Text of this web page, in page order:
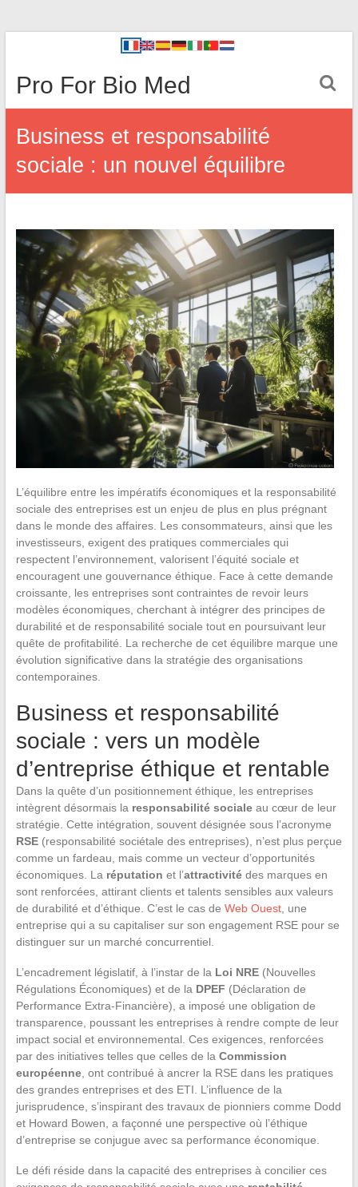
Pro For Bio Med
Business et responsabilité
sociale : un nouvel équilibre
L’équilibre entre les impératifs économiques et la responsabilité
sociale des entreprises est un enjeu de plus en plus prégnant
dans le monde des affaires. Les consommateurs, ainsi que les
investisseurs, exigent des pratiques commerciales qui
respectent l’environnement, valorisent l’équité sociale et
encouragent une gouvernance éthique. Face à cette demande
croissante, les entreprises sont contraintes de revoir leurs
modèles économiques, cherchant à intégrer des principes de
durabilité et de responsabilité sociale tout en poursuivant leur
quête de profitabilité. La recherche de cet équilibre marque une
évolution significative dans la stratégie des organisations
contemporaines.
Business et responsabilité
sociale : vers un modèle
d’entreprise éthique et rentable
Dans la quête d’un positionnement éthique, les entreprises
intègrent désormais la responsabilité socialeau cœur de leur
stratégie. Cette intégration, souvent désignée sous l’acronyme
RSE(responsabilité sociétale des entreprises), n’est plus perçue
comme un fardeau, mais comme un vecteur d’opportunités
économiques. La réputation et l’attractivitédes marques en
sont renforcées, attirant clients et talents sensibles aux valeurs
de durabilité et d’éthique. C’est le cas de Web Ouest, une
entreprise qui a su capitaliser sur son engagement RSE pour se
distinguer sur un marché concurrentiel.
L’encadrement législatif, à l’instar de la Loi NRE(Nouvelles
Régulations Économiques) et de la DPEF (Déclaration de
Performance Extra-Financière), a imposé une obligation de
transparence, poussant les entreprises à rendre compte de leur
impact social et environnemental. Ces exigences, renforcées
par des initiatives telles que celles de la Commission
européenne, ont contribué à ancrer la RSE dans les pratiques
des grandes entreprises et des ETI. L’influence de la
jurisprudence, s’inspirant des travaux de pionniers comme Dodd
et Howard Bowen, a façonné une perspective où l’éthique
d’entreprise se conjugue avec sa performance économique.
Le défi réside dans la capacité des entreprises à concilier ces